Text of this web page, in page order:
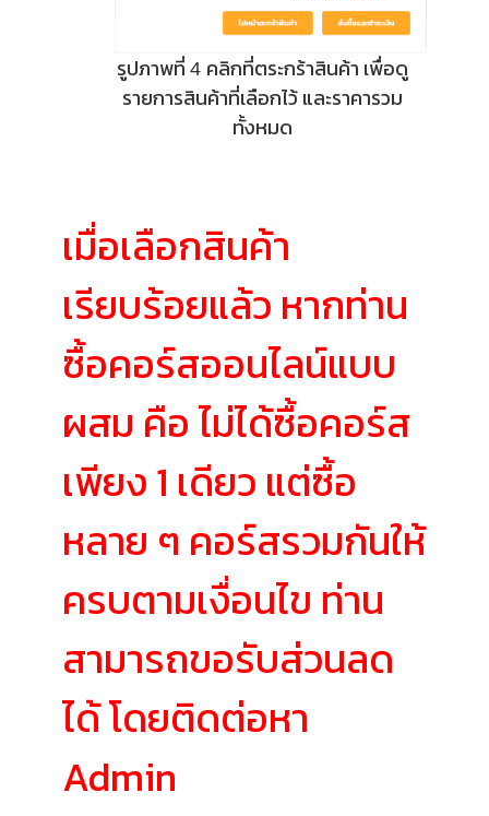
รูปภาพที่ 4 คลิกที่ตระกร้าสินค้า เพื่อดู
รายการสินค้าที่เลือกไว้ และราคารวม
ทั้งหมด
เมื่อเลือกสินค้า
เรียบร้อยแล้ว หากท่าน
ซื้อคอร์สออนไลน์แบบ
ผสม คือ ไม่ได้ซื้อคอร์ส
เพียง 1 เดียว แต่ซื้อ
หลาย ๆ คอร์สรวมกันให้
ครบตามเงื่อนไข ท่าน
สามารถขอรับส่วนลด
ได้ โดยติดต่อหา
Admin